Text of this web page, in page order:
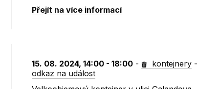
Přejít na více informací
15. 08. 2024, 14:00 - 18:00 - kontejnery -
odkaz na událost